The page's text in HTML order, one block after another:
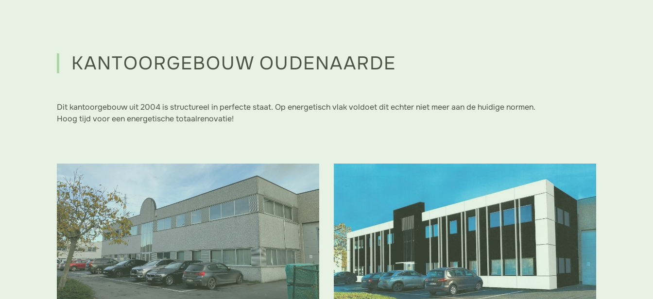
KANTOORGEBOUW OUDENAARDE
Dit kantoorgebouw uit 2004 is structureel in perfecte staat. Op energetisch vlak voldoet dit echter niet meer aan de huidige normen.
Hoog tijd voor een energetische totaalrenovatie!